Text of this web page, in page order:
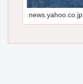
news.yahoo.co.jp